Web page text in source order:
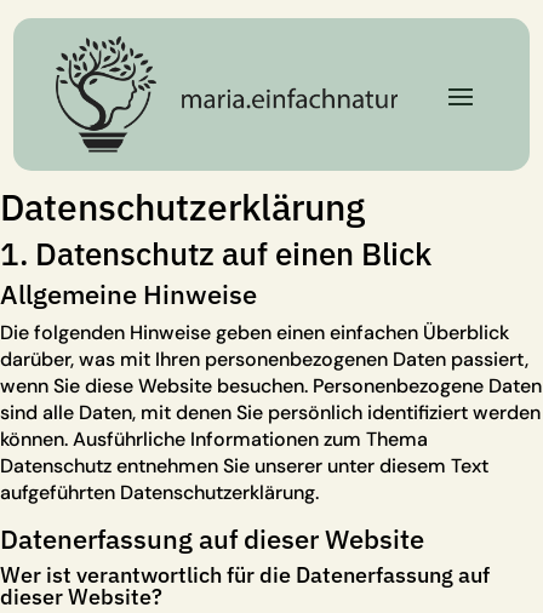
Datenschutz­erklärung
1. Datenschutz auf einen Blick
Allgemeine Hinweise
Die folgenden Hinweise geben einen einfachen Überblick
darüber, was mit Ihren personenbezogenen Daten passiert,
wenn Sie diese Website besuchen. Personenbezogene Daten
sind alle Daten, mit denen Sie persönlich identifiziert werden
können. Ausführliche Informationen zum Thema
Datenschutz entnehmen Sie unserer unter diesem Text
aufgeführten Datenschutzerklärung.
Datenerfassung auf dieser Website
Wer ist verantwortlich für die Datenerfassung auf
dieser Website?